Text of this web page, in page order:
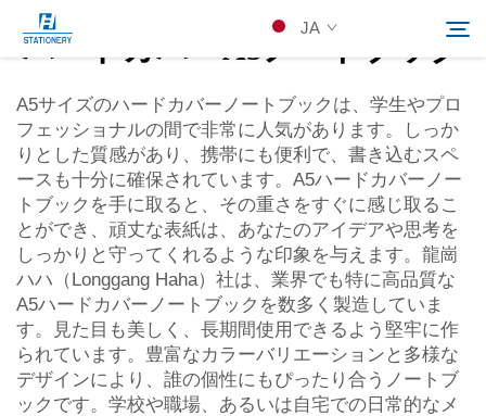
JA
製品
会社概要
カスタムソリューション
リソース
Kontakuto Us
検索
ハードカバーA5ノートブック
A5サイズのハードカバーノートブックは、学生やプロ
フェッショナルの間で非常に人気があります。しっか
りとした質感があり、携帯にも便利で、書き込むスペ
ースも十分に確保されています。A5ハードカバーノー
トブックを手に取ると、その重さをすぐに感じ取るこ
とができ、頑丈な表紙は、あなたのアイデアや思考を
しっかりと守ってくれるような印象を与えます。龍崗
ハハ（Longgang Haha）社は、業界でも特に高品質な
A5ハードカバーノートブックを数多く製造していま
す。見た目も美しく、長期間使用できるよう堅牢に作
られています。豊富なカラーバリエーションと多様な
デザインにより、誰の個性にもぴったり合うノートブ
ックです。学校や職場、あるいは自宅での日常的なメ